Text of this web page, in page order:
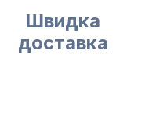
Швидка
доставка